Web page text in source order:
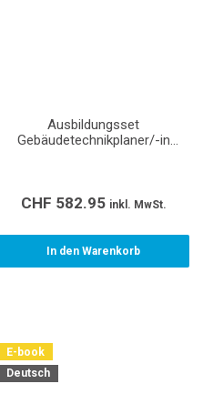
Ausbildungsset
Gebäudetechnikplaner/-in
CHF 582.95 inkl. MwSt.
In den Warenkorb
E-book
Deutsch